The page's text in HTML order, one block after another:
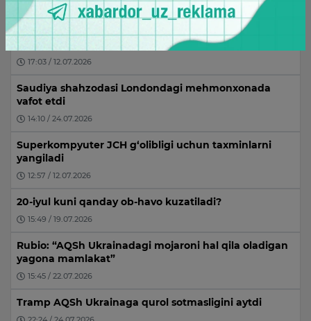
16:09 / 11.07.2026
“Menga hurmatsizlik qilmang” – Messi
17:03 / 12.07.2026
Saudiya shahzodasi Londondagi mehmonxonada
vafot etdi
14:10 / 24.07.2026
Superkompyuter JCH g‘olibligi uchun taxminlarni
yangiladi
12:57 / 12.07.2026
20-iyul kuni qanday ob-havo kuzatiladi?
15:49 / 19.07.2026
Rubio: “AQSh Ukrainadagi mojaroni hal qila oladigan
yagona mamlakat”
15:45 / 22.07.2026
Tramp AQSh Ukrainaga qurol sotmasligini aytdi